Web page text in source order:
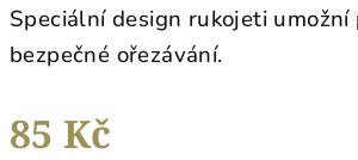
Speciální design rukojeti umožní
bezpečné ořezávání.
85 Kč